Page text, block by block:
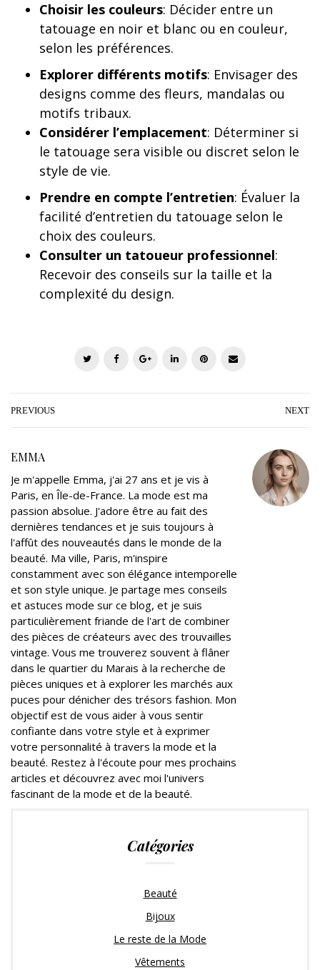
Choisir les couleurs: Décider entre un
tatouage en noir et blanc ou en couleur,
selon les préférences.
Explorer différents motifs: Envisager des
designs comme des fleurs, mandalas ou
motifs tribaux.
Considérer l’emplacement: Déterminer si
le tatouage sera visible ou discret selon le
style de vie.
Prendre en compte l’entretien: Évaluer la
facilité d’entretien du tatouage selon le
choix des couleurs.
Consulter un tatoueur professionnel:
Recevoir des conseils sur la taille et la
complexité du design.
i
t
c
b
k
o
l
n
e
n
n
e
a
l
PREVIOUS NEXT
EMMA
Je m'appelle Emma, j'ai 27 ans et je vis à
Paris, en Île-de-France. La mode est ma
passion absolue. J'adore être au fait des
dernières tendances et je suis toujours à
l'affût des nouveautés dans le monde de la
beauté. Ma ville, Paris, m'inspire
constamment avec son élégance intemporelle
et son style unique. Je partage mes conseils
et astuces mode sur ce blog, et je suis
particulièrement friande de l'art de combiner
des pièces de créateurs avec des trouvailles
vintage. Vous me trouverez souvent à flâner
dans le quartier du Marais à la recherche de
pièces uniques et à explorer les marchés aux
puces pour dénicher des trésors fashion. Mon
objectif est de vous aider à vous sentir
confiante dans votre style et à exprimer
votre personnalité à travers la mode et la
beauté. Restez à l'écoute pour mes prochains
articles et découvrez avec moi l'univers
fascinant de la mode et de la beauté.
Catégories
Beauté
Bijoux
Le reste de la Mode
Vêtements